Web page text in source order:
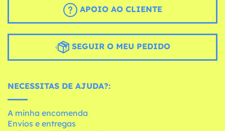
APOIO AO CLIENTE
SEGUIR O MEU PEDIDO
NECESSITAS DE AJUDA?:
A minha encomenda
Envios e entregas